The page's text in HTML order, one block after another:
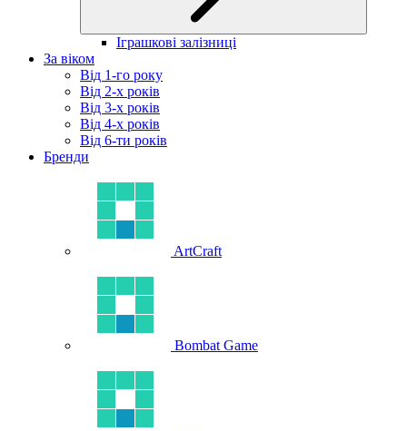
Іграшкові залізниці
За віком
Від 1-го року
Від 2-х років
Від 3-х років
Від 4-х років
Від 6-ти років
Бренди
ArtCraft
Bombat Game